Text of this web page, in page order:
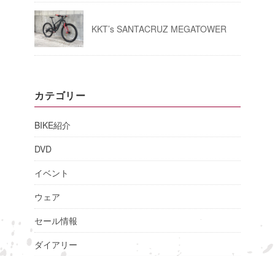
KKT’s SANTACRUZ MEGATOWER
カテゴリー
BIKE紹介
DVD
イベント
ウェア
セール情報
ダイアリー